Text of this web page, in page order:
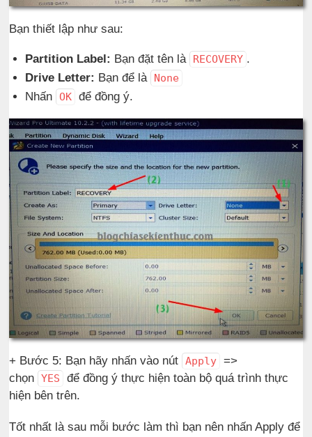
Bạn thiết lập như sau:
Partition Label: Bạn đặt tên là RECOVERY .
Drive Letter: Bạn để là None
Nhấn OK để đồng ý.
+ Bước 5: Bạn hãy nhấn vào nút Apply =>
chọn YES
để đồng ý thực hiện toàn bộ quá trình thực
hiện bên trên.
Tốt nhất là sau mỗi bước làm thì bạn nên nhấn Apply để